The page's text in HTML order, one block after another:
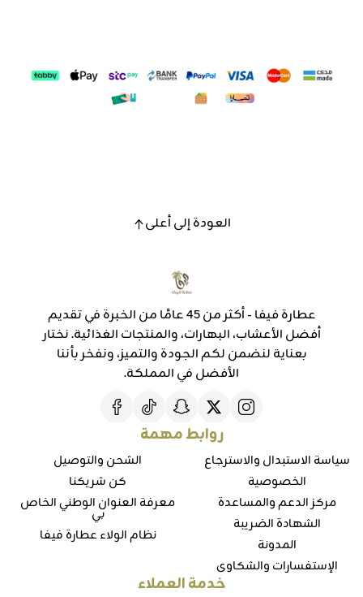
العودة إلى أعلى
عطارة فيفا - أكثر من 45 عامًا من الخبرة في تقديم
أفضل الأعشاب، البهارات، والمنتجات الغذائية. نختار
بعناية لنضمن لكم الجودة والتميز، ونفخر بأننا
الأفضل في المملكة.
روابط مهمة
سياسة الاستبدال والاسترجاع
الخصوصية
مركز الدعم والمساعدة
الشهادة الضريبة
المدونة
الإستفسارات والشكاوي
الشحن والتوصيل
كن شريكنا
معرفة العنوان الوطني الخاص
بي
نظام الولاء عطارة فيفا
خدمة العملاء